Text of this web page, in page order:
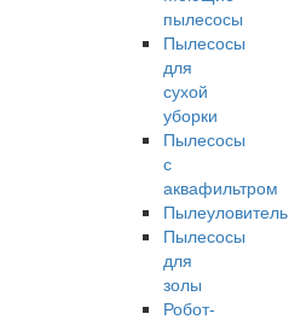
пылесосы
Пылесосы
для
сухой
уборки
Пылесосы
с
аквафильтром
Пылеуловитель
Пылесосы
для
золы
Робот-